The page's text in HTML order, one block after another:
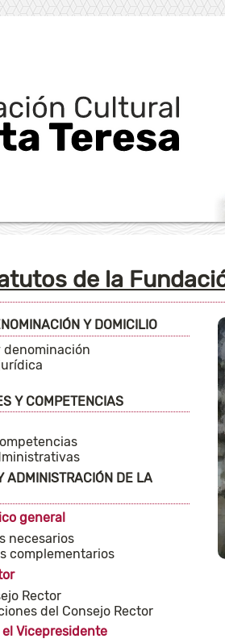
de la
Y DOMICILIO
Y COMPETENCIAS
ADMINISTRACIÓN DE LA
general
necesarios
complementarios
Rector
del Consejo Rector
Vicepresidente